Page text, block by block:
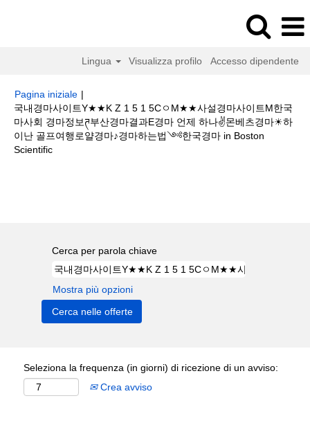
Lingua Visualizza profilo Accesso dipendente
Pagina iniziale |
국내경마사이트Y★★K Z 1 5 1 5CㅇM★★사설경마사이트M한국
마사회 경마정보ཊ부산경마결과E경마 언제 하나✌몬베츠경마☀하
이난 골프여행로얄경마♪경마하는법༺한국경마 in Boston
Scientific(pagina
Cerca per parola chiave
Mostra più opzioni
Seleziona la frequenza (in giorni) di ricezione di un avviso:
Crea avviso